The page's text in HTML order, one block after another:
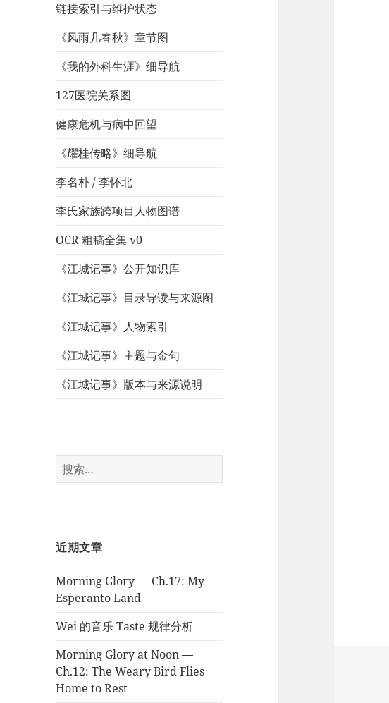
链接索引与维护状态
《风雨几春秋》章节图
《我的外科生涯》细导航
127医院关系图
健康危机与病中回望
《耀桂传略》细导航
李名朴 / 李怀北
李氏家族跨项目人物图谱
OCR 粗稿全集 v0
《江城记事》公开知识库
《江城记事》目录导读与来源图
《江城记事》人物索引
《江城记事》主题与金句
《江城记事》版本与来源说明
搜
索：
近期文章
Morning Glory — Ch.17: My
Esperanto Land
Wei 的音乐 Taste 规律分析
Morning Glory at Noon —
Ch.12: The Weary Bird Flies
Home to Rest